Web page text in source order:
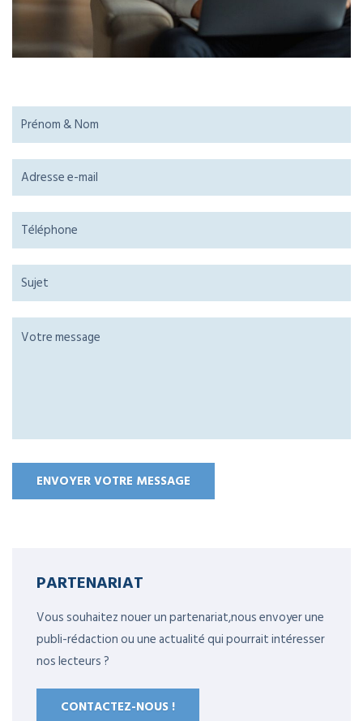
PARTENARIAT
Vous souhaitez nouer un partenariat,nous envoyer une
publi-rédaction ou une actualité qui pourrait intéresser
nos lecteurs ?
CONTACTEZ-NOUS !